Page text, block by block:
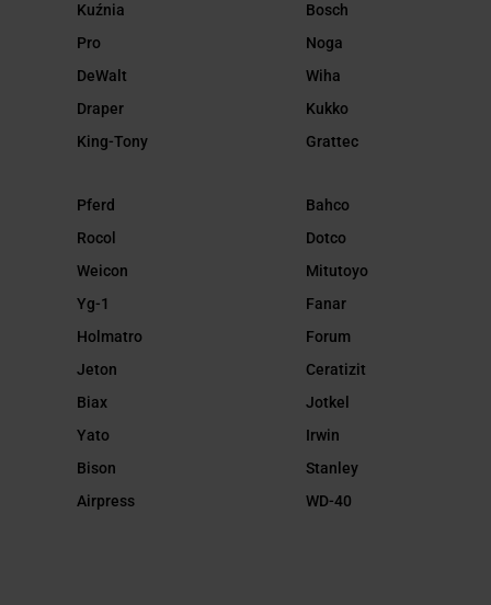
Kuźnia
Pro
DeWalt
Draper
King-Tony
Bosch
Noga
Wiha
Kukko
Grattec
Pferd
Rocol
Weicon
Yg-1
Holmatro
Jeton
Biax
Yato
Bison
Airpress
Bahco
Dotco
Mitutoyo
Fanar
Forum
Ceratizit
Jotkel
Irwin
Stanley
WD-40